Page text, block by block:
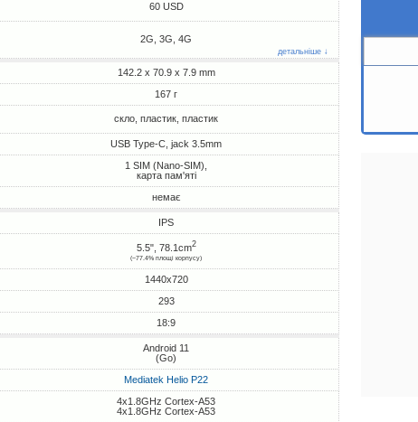
60 USD
2G, 3G, 4G
детальніше ↓
142.2 x 70.9 x 7.9 mm
167 г
скло, пластик, пластик
USB Type-C, jack 3.5mm
1 SIM (Nano-SIM),
карта пам'яті
немає
IPS
5.5", 78.1cm2
(~77.4% площі корпусу)
1440x720
293
18:9
Android 11
(Go)
Mediatek Helio P22
4x1.8GHz Cortex-A53
4x1.8GHz Cortex-A53